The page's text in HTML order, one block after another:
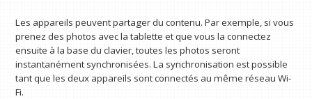
Les appareils peuvent partager du contenu. Par exemple, si vous
prenez des photos avec la tablette et que vous la connectez
ensuite à la base du clavier, toutes les photos seront
instantanément synchronisées. La synchronisation est possible
tant que les deux appareils sont connectés au même réseau Wi-
Fi.